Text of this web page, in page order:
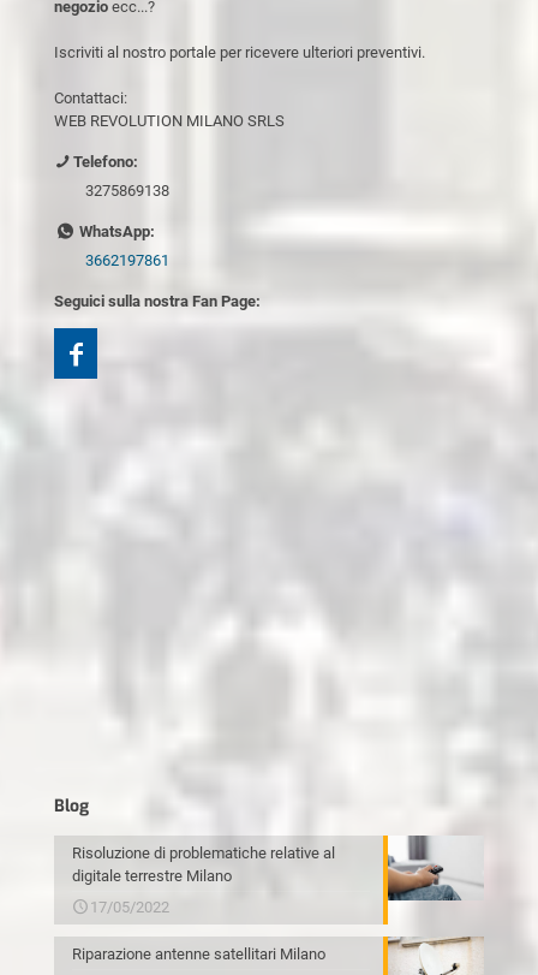
negozio ecc...?
Iscriviti al nostro portale per ricevere ulteriori preventivi.
Contattaci:
WEB REVOLUTION MILANO SRLS
Telefono:
3275869138
WhatsApp:
3662197861
Seguici sulla nostra Fan Page:
Blog
Risoluzione di problematiche relative al
digitale terrestre Milano
17/05/2022
Riparazione antenne satellitari Milano